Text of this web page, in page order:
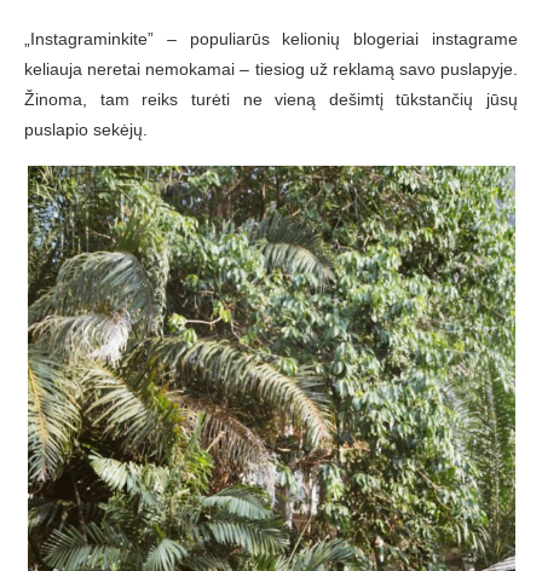
„Instagraminkite” – populiarūs kelionių blogeriai instagrame
keliauja neretai nemokamai – tiesiog už reklamą savo puslapyje.
Žinoma, tam reiks turėti ne vieną dešimtį tūkstančių jūsų
puslapio sekėjų.